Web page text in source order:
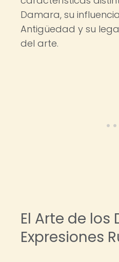
Damara, su
Antigüedad y su
del arte.
El Arte de los
Expresiones